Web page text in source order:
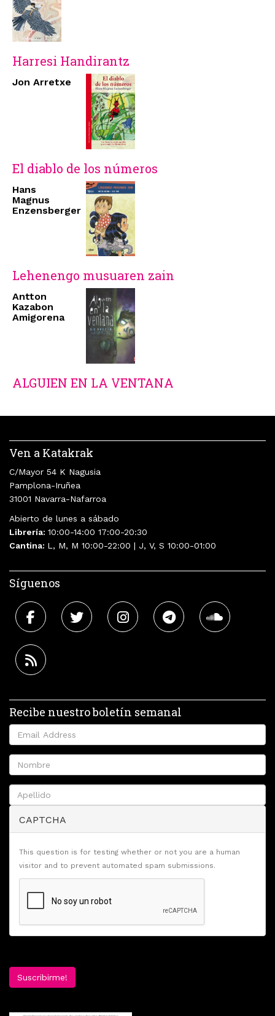
Harresi Handirantz
Jon Arretxe
El diablo de los números
Hans
Magnus
Enzensberger
Lehenengo musuaren zain
Antton
Kazabon
Amigorena
ALGUIEN EN LA VENTANA
Ven a Katakrak
C/Mayor 54 K Nagusia
Pamplona-Iruñea
31001 Navarra-Nafarroa
Abierto de lunes a sábado
Librería: 10:00-14:00 17:00-20:30
Cantina: L, M, M 10:00-22:00 | J, V, S 10:00-01:00
Síguenos
Recibe nuestro boletín semanal
CAPTCHA
This question is for testing whether or not you are a human
visitor and to prevent automated spam submissions.
Suscribirme!